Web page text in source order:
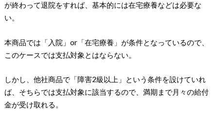
が終わって退院をすれば、基本的には在宅療養などは必要な
い。
本商品では「入院」or「在宅療養」が条件となっているので、
このケースでは支払対象とはならない。
しかし、他社商品で「障害2級以上」という条件を設けていれ
ば、そちらでは支払対象に該当するので、満期まで月々の給付
金が受け取れる。